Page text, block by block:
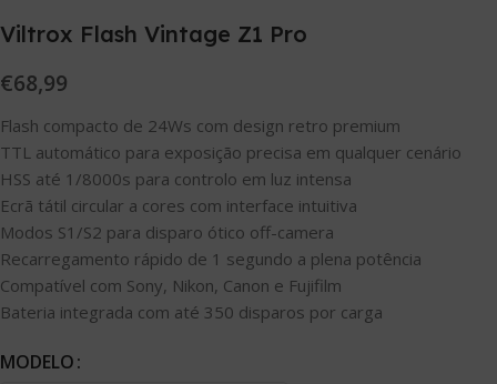
Viltrox Flash Vintage Z1 Pro
€68,99
Flash compacto de 24Ws com design retro premium
TTL automático para exposição precisa em qualquer cenário
HSS até 1/8000s para controlo em luz intensa
Ecrã tátil circular a cores com interface intuitiva
Modos S1/S2 para disparo ótico off-camera
Recarregamento rápido de 1 segundo a plena potência
Compatível com Sony, Nikon, Canon e Fujifilm
Bateria integrada com até 350 disparos por carga
MODELO